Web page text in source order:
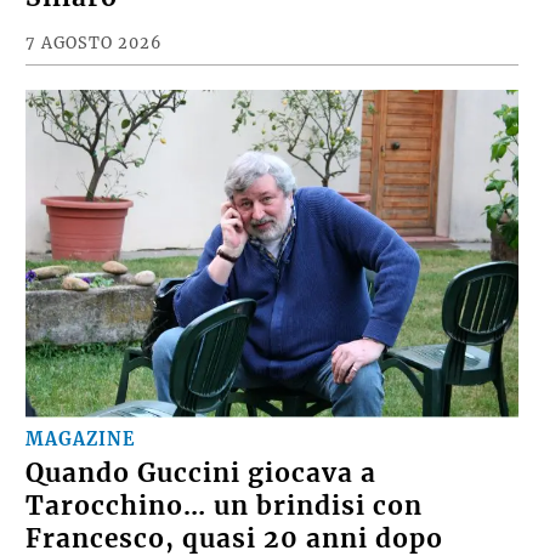
7 AGOSTO 2026
MAGAZINE
Quando Guccini giocava a
Tarocchino… un brindisi con
Francesco, quasi 20 anni dopo